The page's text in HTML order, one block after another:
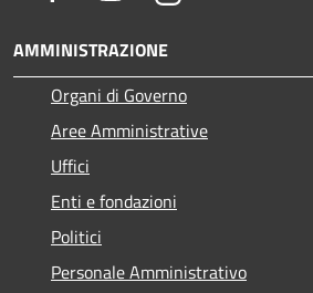
AMMINISTRAZIONE
Organi di Governo
Aree Amministrative
Uffici
Enti e fondazioni
Politici
Personale Amministrativo